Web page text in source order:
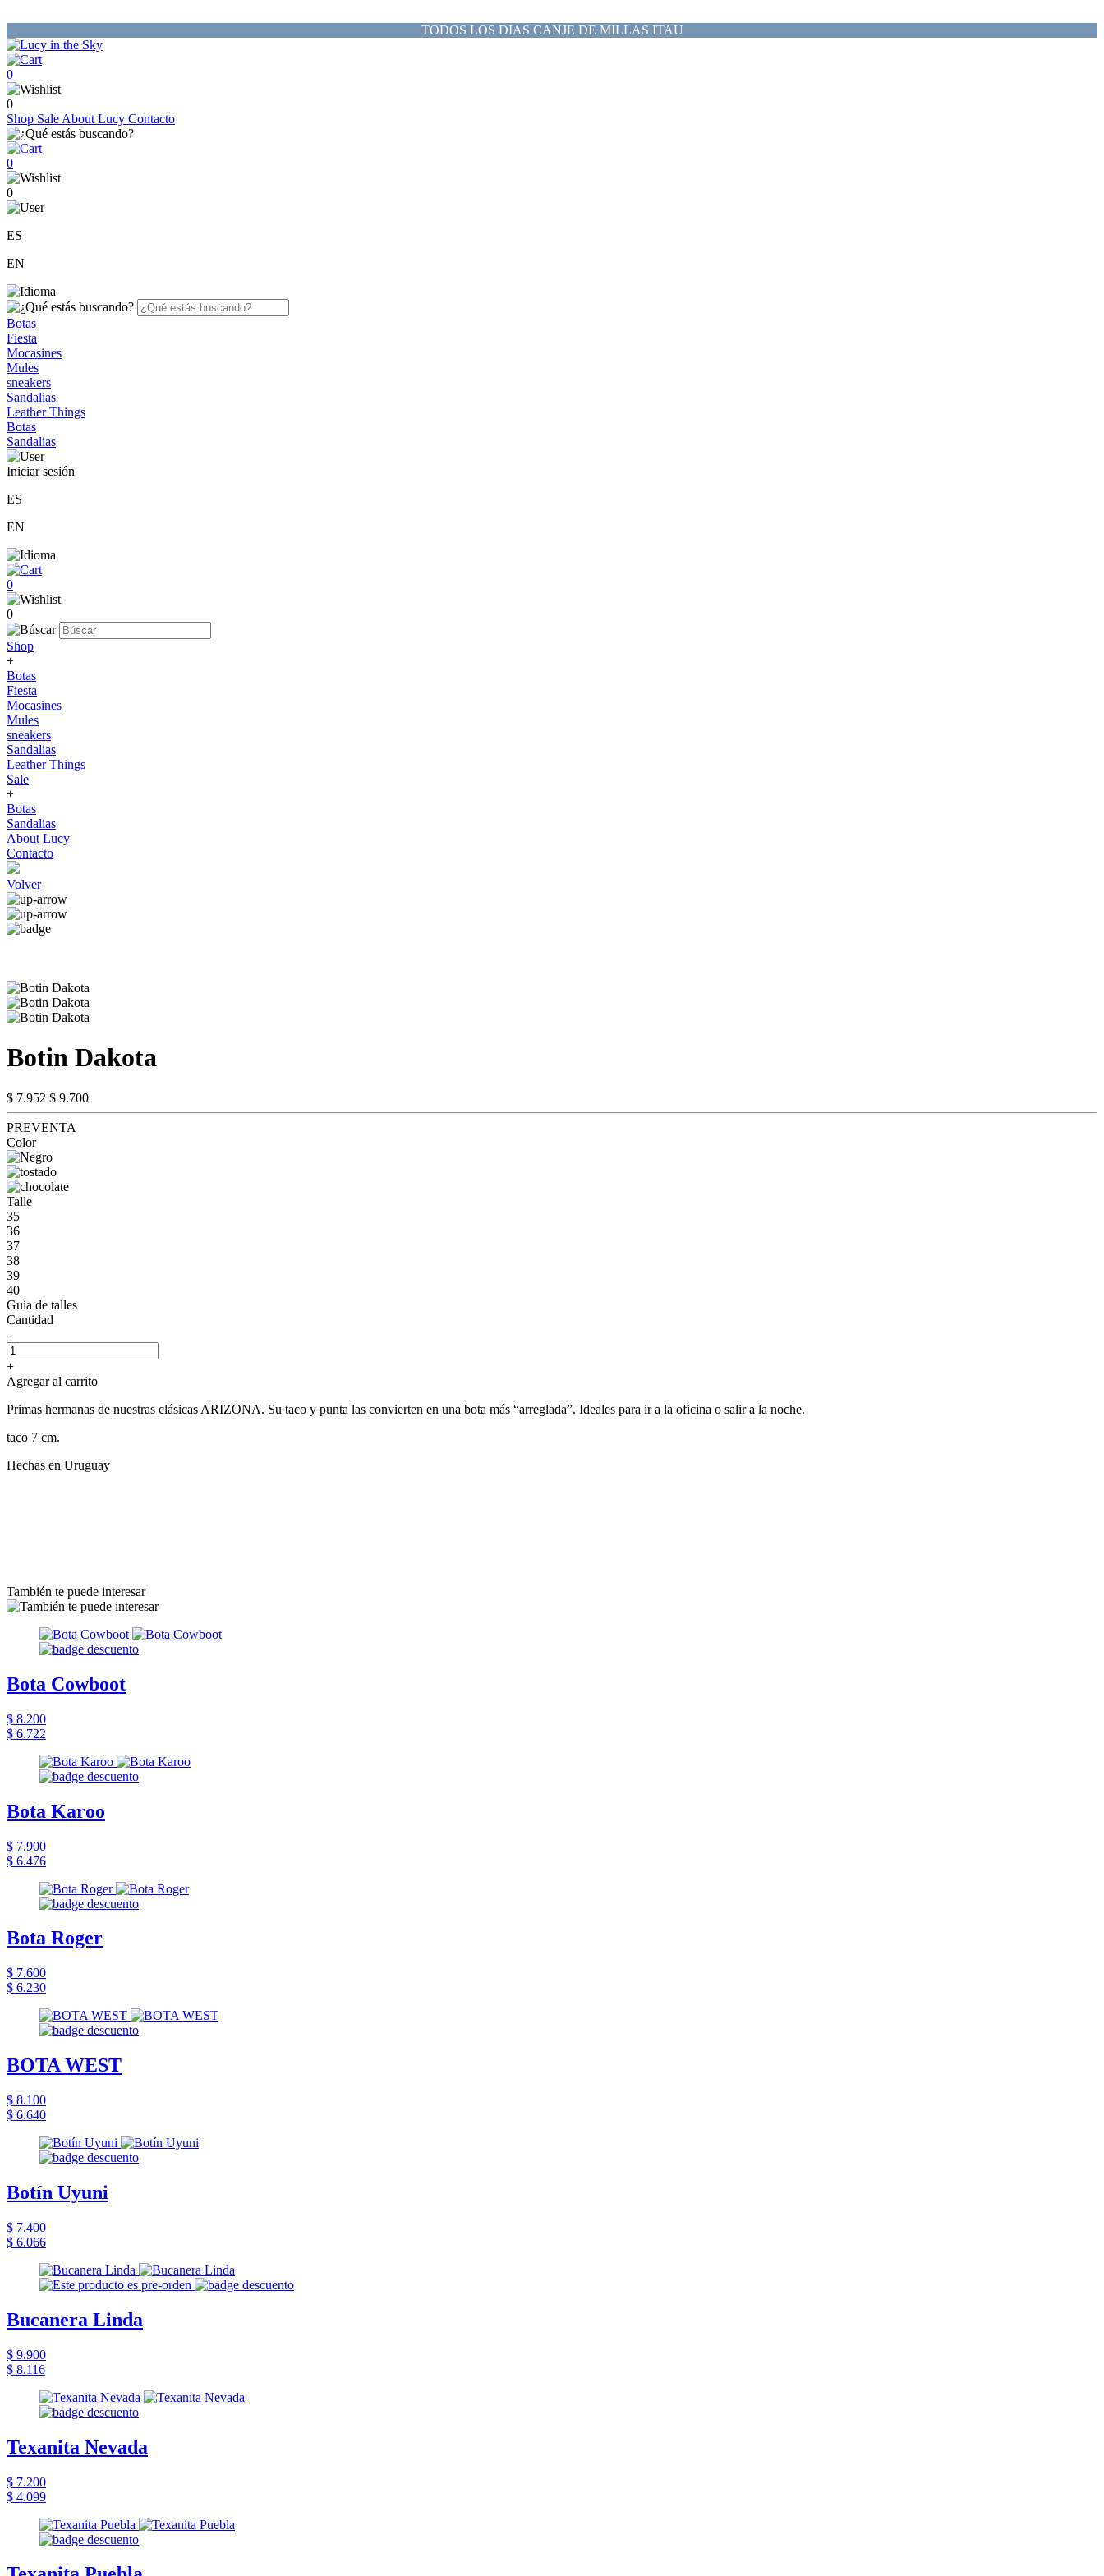
TODOS LOS DIAS CANJE DE MILLAS ITAU
0
0
Shop Sale About Lucy Contacto
0
0
ES
EN
Botas
Fiesta
Mocasines
Mules
sneakers
Sandalias
Leather Things
Botas
Sandalias
Iniciar sesión
ES
EN
0
0
Shop
+
Botas
Fiesta
Mocasines
Mules
sneakers
Sandalias
Leather Things
Sale
+
Botas
Sandalias
About Lucy
Contacto
Volver
Botin Dakota
$ 7.952 $ 9.700
PREVENTA
Color
Talle
35
36
37
38
39
40
Guía de talles
Cantidad
-
+
Agregar al carrito
Primas hermanas de nuestras clásicas ARIZONA. Su taco y punta las convierten en una bota más “arreglada”. Ideales para ir a la oficina o salir a la noche.
taco 7 cm.
Hechas en Uruguay
También te puede interesar
Bota Cowboot
$ 8.200
$ 6.722
Bota Karoo
$ 7.900
$ 6.476
Bota Roger
$ 7.600
$ 6.230
BOTA WEST
$ 8.100
$ 6.640
Botín Uyuni
$ 7.400
$ 6.066
Bucanera Linda
$ 9.900
$ 8.116
Texanita Nevada
$ 7.200
$ 4.099